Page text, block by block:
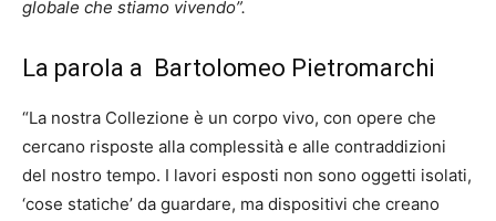
globale che stiamo vivendo”.
La parola a Bartolomeo Pietromarchi
“La nostra Collezione è un corpo vivo, con opere che
cercano risposte alla complessità e alle contraddizioni
del nostro tempo. I lavori esposti non sono oggetti isolati,
‘cose statiche’ da guardare, ma dispositivi che creano